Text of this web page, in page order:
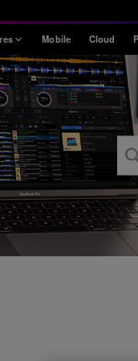
/ Techno
Format
& Home
Mobile Cloud